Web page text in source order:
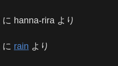
に hanna-rira より
に rain より